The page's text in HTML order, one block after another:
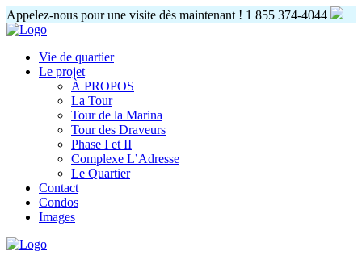
Appelez-nous pour une visite dès maintenant ! 1 855 374-4044
Vie de quartier
Le projet
À PROPOS
La Tour
Tour de la Marina
Tour des Draveurs
Phase I et II
Complexe L’Adresse
Le Quartier
Contact
Condos
Images